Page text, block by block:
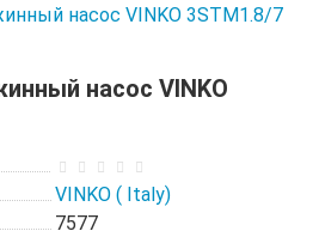
насос VINKO
VINKO ( Italy)
7577